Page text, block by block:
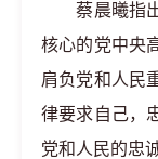
蔡晨曦指出
核心的党中央
肩负党和人民
律要求自己，
党和人民的忠